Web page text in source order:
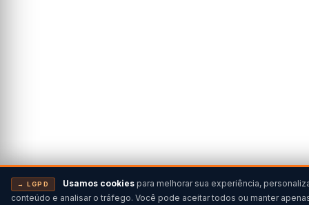
→ LGPD Usamos cookies para melhorar sua experiência,
conteúdo e analisar o tráfego. Você pode aceitar todos ou manter